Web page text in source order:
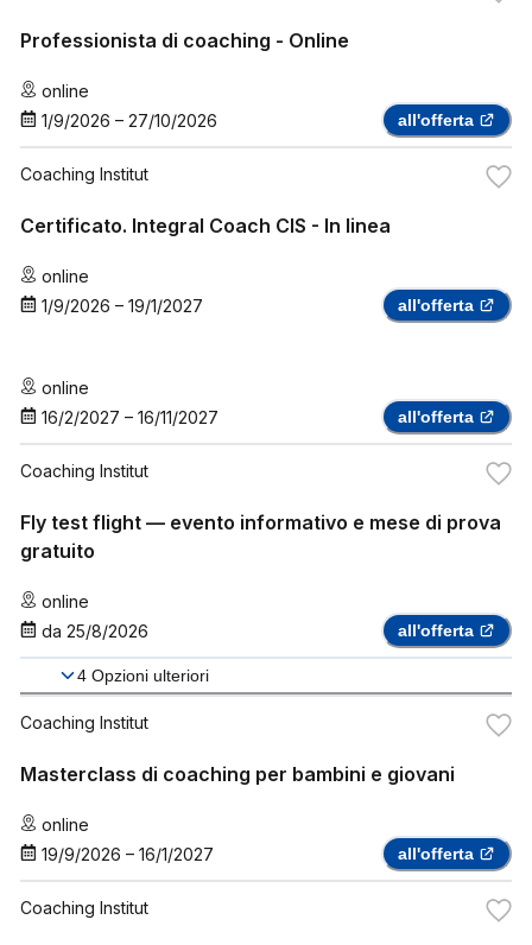
Professionista di coaching - Online
online
1/9/2026 – 27/10/2026 all'offerta
Coaching Institut
Certificato. Integral Coach CIS - In linea
online
1/9/2026 – 19/1/2027 all'offerta
online
16/2/2027 – 16/11/2027 all'offerta
Coaching Institut
Fly test flight — evento informativo e mese di prova
gratuito
online
da 25/8/2026 all'offerta
4 Opzioni ulteriori
Coaching Institut
Masterclass di coaching per bambini e giovani
online
19/9/2026 – 16/1/2027 all'offerta
Coaching Institut